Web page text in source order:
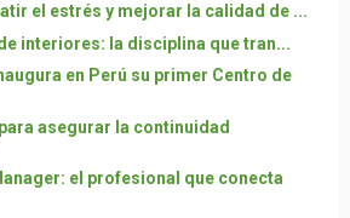
el estrés y mejorar la calidad de ...
interiores: la disciplina que tran...
en Perú su primer Centro de
asegurar la continuidad
el profesional que conecta